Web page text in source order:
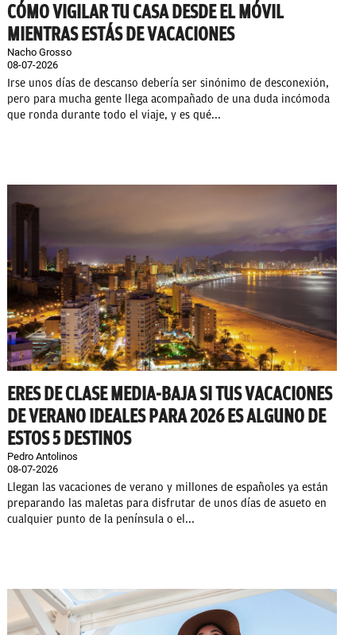
CÓMO VIGILAR TU CASA DESDE EL MÓVIL
MIENTRAS ESTÁS DE VACACIONES
Nacho Grosso
08-07-2026
Irse unos días de descanso debería ser sinónimo de desconexión,
pero para mucha gente llega acompañado de una duda incómoda
que ronda durante todo el viaje, y es qué...
ERES DE CLASE MEDIA-BAJA SI TUS VACACIONES
DE VERANO IDEALES PARA 2026 ES ALGUNO DE
ESTOS 5 DESTINOS
Pedro Antolinos
08-07-2026
Llegan las vacaciones de verano y millones de españoles ya están
preparando las maletas para disfrutar de unos días de asueto en
cualquier punto de la península o el...